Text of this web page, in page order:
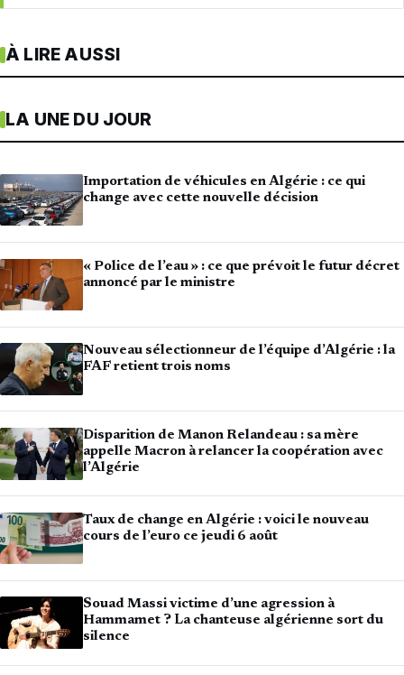
À LIRE AUSSI
LA UNE DU JOUR
Importation de véhicules en Algérie : ce qui
change avec cette nouvelle décision
« Police de l’eau » : ce que prévoit le futur décret
annoncé par le ministre
Nouveau sélectionneur de l’équipe d’Algérie : la
FAF retient trois noms
Disparition de Manon Relandeau : sa mère
appelle Macron à relancer la coopération avec
l’Algérie
Taux de change en Algérie : voici le nouveau
cours de l’euro ce jeudi 6 août
Souad Massi victime d’une agression à
Hammamet ? La chanteuse algérienne sort du
silence